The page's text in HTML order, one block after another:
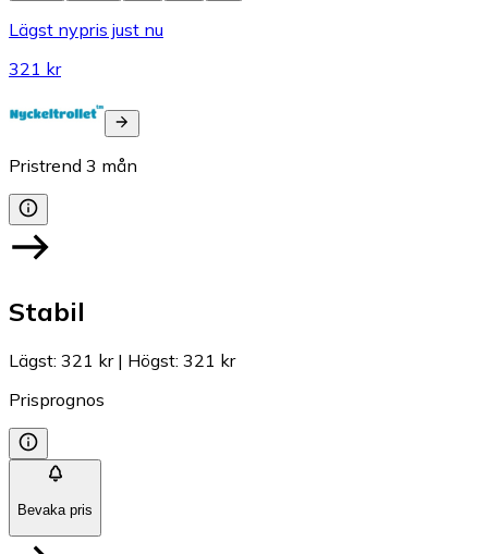
Lägst nypris just nu
321 kr
Pristrend 3 mån
Stabil
Lägst: 321 kr| Högst: 321 kr
Prisprognos
Bevaka pris